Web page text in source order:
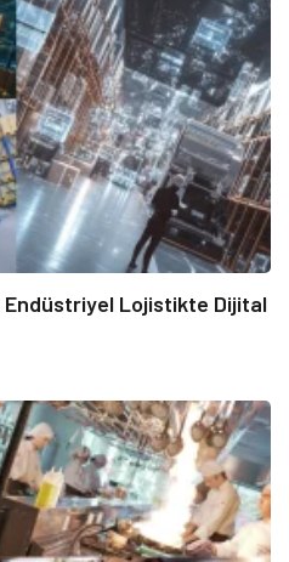
Endüstriyel Lojistikte Dijital